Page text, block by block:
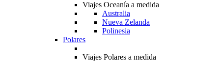
Viajes Oceanía a medida
Australia
Nueva Zelanda
Polinesia
Polares
Viajes Polares a medida